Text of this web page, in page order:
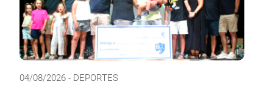
04/08/2026 - DEPORTES